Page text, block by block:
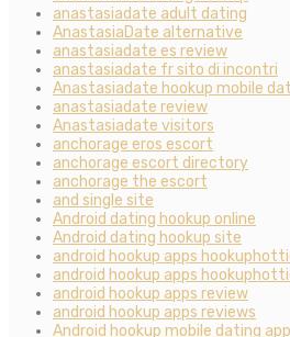
anastasiadate adult dating
AnastasiaDate alternative
anastasiadate es review
anastasiadate fr sito di incontri
Anastasiadate hookup mobile
anastasiadate review
Anastasiadate visitors
anchorage eros escort
anchorage escort directory
anchorage the escort
and single site
Android dating hookup online
Android dating hookup site
android hookup apps
android hookup apps
android hookup apps review
android hookup apps reviews
Android hookup mobile dating